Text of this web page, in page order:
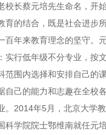
校长蔡元培先生命名，开
育的结合，既是社会进步
百年来教育理念的坚守。
实行低年级不分专业，按
范围内选择和安排自己的
自己的能力和志趣在全校
。2014年5月，北京大学
科学院院士鄂维南就任元